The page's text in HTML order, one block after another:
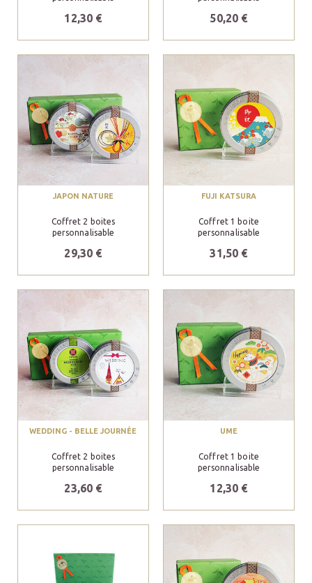
12,30 € 50,20 €
JAPON NATURE
Coffret 2 boites
personnalisable
29,30 €
FUJI KATSURA
Coffret 1 boite
personnalisable
31,50 €
WEDDING - BELLE JOURNÉE
Coffret 2 boites
personnalisable
23,60 €
UME
Coffret 1 boite
personnalisable
12,30 €